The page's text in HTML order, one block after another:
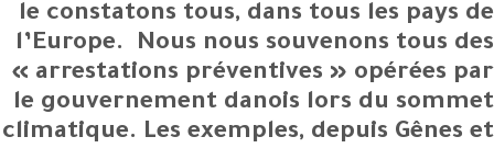
le constatons tous, dans tous les pays de
l’Europe. Nous nous souvenons tous des
« arrestations préventives » opérées par
le gouvernement danois lors du sommet
climatique. Les exemples, depuis Gênes et